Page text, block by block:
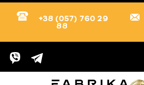
+38 (057) 760 29
88